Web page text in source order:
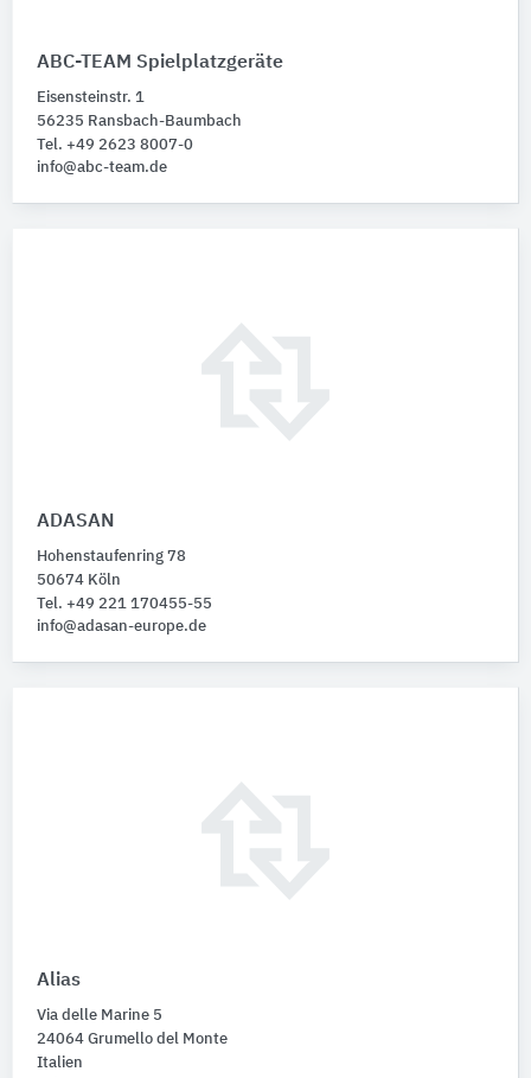
ABC-TEAM Spielplatzgeräte
Eisensteinstr. 1
56235 Ransbach-Baumbach
Tel. +49 2623 8007-0
info@abc-team.de
ADASAN
Hohenstaufenring 78
50674 Köln
Tel. +49 221 170455-55
info@adasan-europe.de
Alias
Via delle Marine 5
24064 Grumello del Monte
Italien